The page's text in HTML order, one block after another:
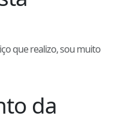
que realizo, sou muito
da